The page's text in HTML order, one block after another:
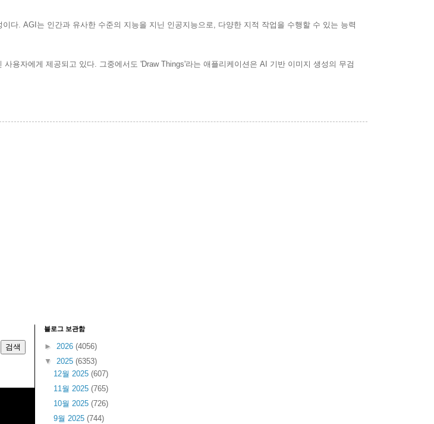
다. AGI는 인간과 유사한 수준의 지능을 지닌 인공지능으로, 다양한 지적 작업을 수행할 수 있는 능력
용자에게 제공되고 있다. 그중에서도 'Draw Things'라는 애플리케이션은 AI 기반 이미지 생성의 무검
블로그 보관함
► 2026 (4056)
▼ 2025 (6353)
12월 2025 (607)
11월 2025 (765)
10월 2025 (726)
9월 2025 (744)